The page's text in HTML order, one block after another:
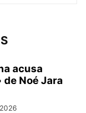
acusa
Noé Jara